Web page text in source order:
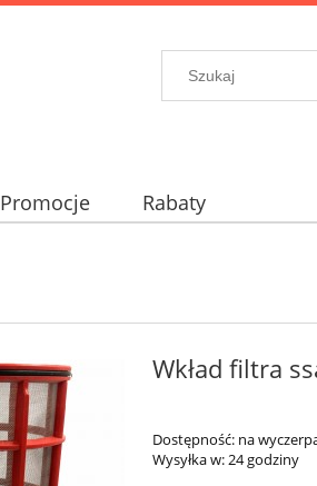
Promocje Rabaty
Wkład filtra
Dostępność: na
Wysyłka w:24 godziny